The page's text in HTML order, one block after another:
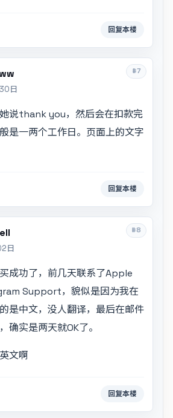
回复本楼
#7
日
说thank you，然后会在扣款完
是一两个工作日。页面上的文字
回复本楼
#8
日
成功了，前几天联系了Apple
Support，貌似是因为我在
是中文，没人翻译，最后在邮件
确实是两天就OK了。
文啊
回复本楼